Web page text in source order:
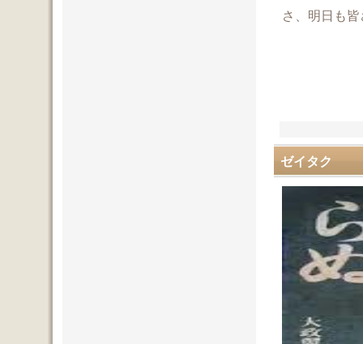
さ、明日も
ゼイタク